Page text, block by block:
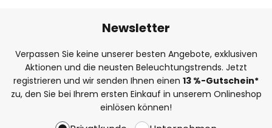
Newsletter
Verpassen Sie keine unserer besten Angebote, exklusiven
Aktionen und die neusten Beleuchtungstrends. Jetzt
registrieren und wir senden Ihnen einen 13 %-Gutschein*
zu, den Sie bei Ihrem ersten Einkauf in unserem Onlineshop
einlösen können!